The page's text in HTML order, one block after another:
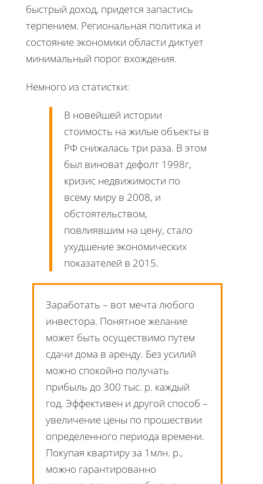
быстрый доход, придется запастись
терпением. Региональная политика и
состояние экономики области диктует
минимальный порог вхождения.
Немного из статистки:
В новейшей истории
стоимость на жилые объекты в
РФ снижалась три раза. В этом
был виноват дефолт 1998г,
кризис недвижимости по
всему миру в 2008, и
обстоятельством,
повлиявшим на цену, стало
ухудшение экономических
показателей в 2015.
Заработать – вот мечта любого
инвестора. Понятное желание
может быть осуществимо путем
сдачи дома в аренду. Без усилий
можно спокойно получать
прибыль до 300 тыс. р. каждый
год. Эффективен и другой способ –
увеличение цены по прошествии
определенного периода времени.
Покупая квартиру за 1млн. р.,
можно гарантированно